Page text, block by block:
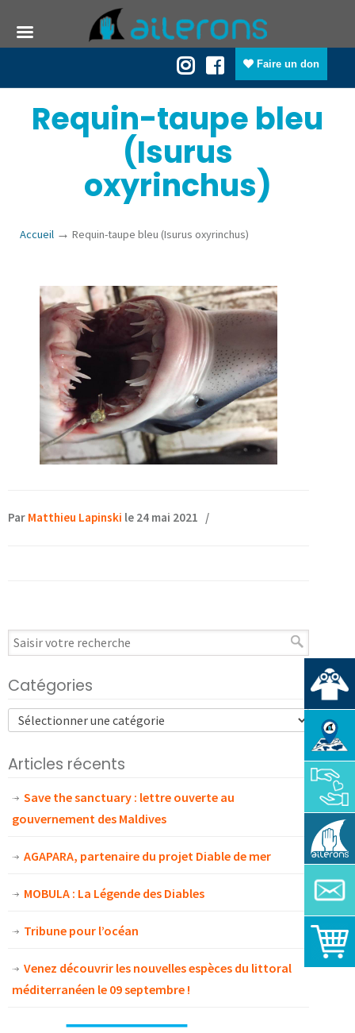
Faire un don
Requin-taupe bleu
(Isurus
oxyrinchus)
Accueil → Requin-taupe bleu (Isurus oxyrinchus)
Par Matthieu Lapinski le 24 mai 2021 /
Catégories
Articles récents
Save the sanctuary : lettre ouverte au
gouvernement des Maldives
AGAPARA, partenaire du projet Diable de mer
MOBULA : La Légende des Diables
Tribune pour l’océan
Venez découvrir les nouvelles espèces du littoral
méditerranéen le 09 septembre !